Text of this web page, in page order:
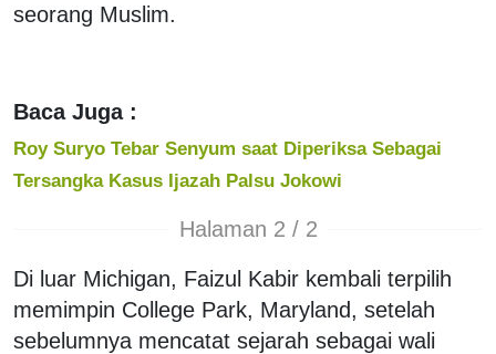
seorang Muslim.
Baca Juga :
Roy Suryo Tebar Senyum saat Diperiksa Sebagai
Tersangka Kasus Ijazah Palsu Jokowi
Halaman 2 / 2
Di luar Michigan, Faizul Kabir kembali terpilih
memimpin College Park, Maryland, setelah
sebelumnya mencatat sejarah sebagai wali